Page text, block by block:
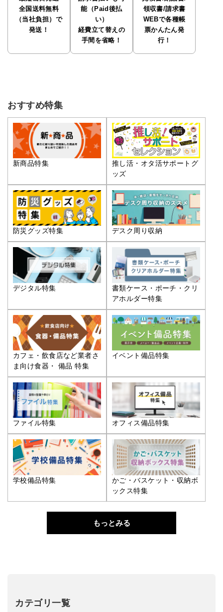
全国送料無料
（当社負担）で
発送！
能（Paid後払
い）
経費立て替えの
手間を省略！
領収書/請求書
WEBで各種帳
票かんたん発
行！
おすすめ特集
新商品特集
推し活・オタ活サポートグ
ッズ
防災グッズ特集 デスク周り収納
デジタル特集
書類ケース・ポーチ・クリ
アホルダー特集
カフェ・飲食店など業者さ
ま向け食器・ 備品 特集
イベント備品特集
ファイル特集 オフィス備品特集
学校備品特集
かご・バスケット・収納ボ
ックス特集
もっとみる
カテゴリ一覧